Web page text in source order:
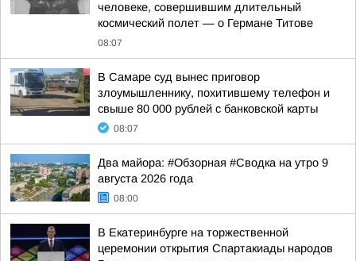
человеке, совершившим длительный
космический полет — о Германе Титове
08:07
В Самаре суд вынес приговор
злоумышленнику, похитившему телефон и
свыше 80 000 рублей с банковской карты
08:07
Два майора: #Обзорная #Сводка на утро 9
августа 2026 года
08:00
В Екатеринбурге на торжественной
церемонии открытия Спартакиады народов